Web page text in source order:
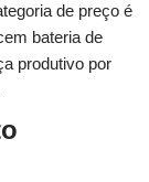
de preço é
bateria de
produtivo por